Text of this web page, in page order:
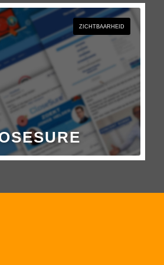
ZICHTBAARHEID